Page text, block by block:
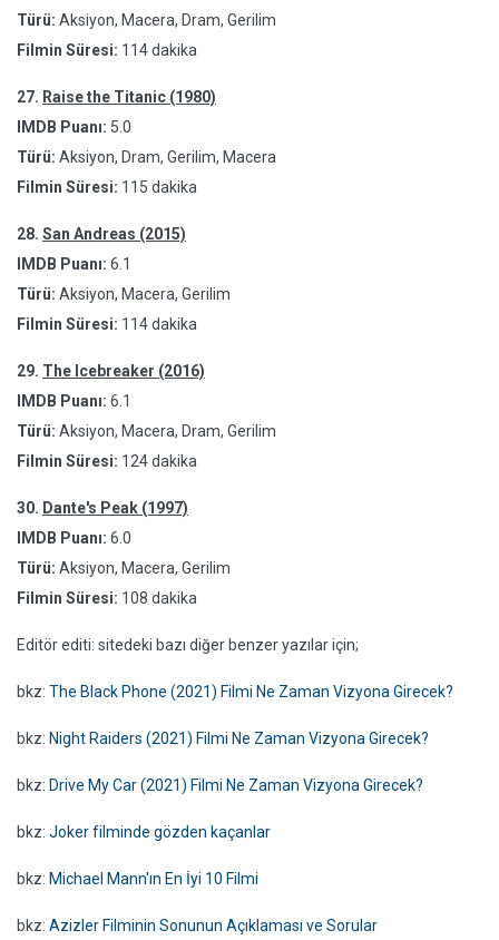
Türü: Aksiyon, Macera, Dram, Gerilim
Filmin Süresi: 114 dakika
27. Raise the Titanic (1980)
IMDB Puanı: 5.0
Türü: Aksiyon, Dram, Gerilim, Macera
Filmin Süresi: 115 dakika
28. San Andreas (2015)
IMDB Puanı: 6.1
Türü: Aksiyon, Macera, Gerilim
Filmin Süresi: 114 dakika
29. The Icebreaker (2016)
IMDB Puanı: 6.1
Türü: Aksiyon, Macera, Dram, Gerilim
Filmin Süresi: 124 dakika
30. Dante's Peak (1997)
IMDB Puanı: 6.0
Türü: Aksiyon, Macera, Gerilim
Filmin Süresi: 108 dakika
Editör editi: sitedeki bazı diğer benzer yazılar için;
bkz: The Black Phone (2021) Filmi Ne Zaman Vizyona Girecek?
bkz: Night Raiders (2021) Filmi Ne Zaman Vizyona Girecek?
bkz: Drive My Car (2021) Filmi Ne Zaman Vizyona Girecek?
bkz: Joker filminde gözden kaçanlar
bkz: Michael Mann'ın En İyi 10 Filmi
bkz: Azizler Filminin Sonunun Açıklaması ve Sorular